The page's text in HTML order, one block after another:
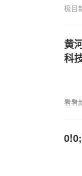
极目
黄
科
看看